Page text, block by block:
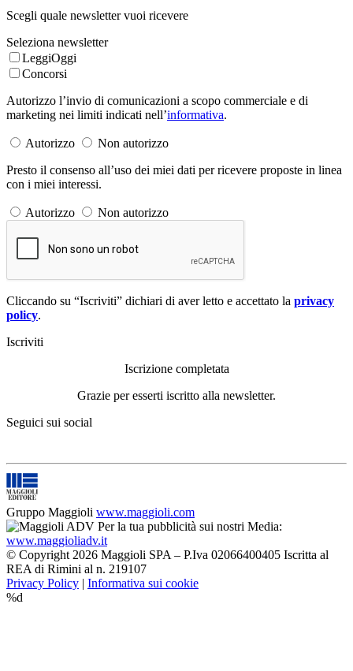
Scegli quale newsletter vuoi ricevere
Seleziona newsletter
LeggiOggi
Concorsi
Autorizzo l’invio di comunicazioni a scopo commerciale e di
marketing nei limiti indicati nell’informativa.
Autorizzo
Non autorizzo
Presto il consenso all’uso dei miei dati per ricevere proposte in linea
con i miei interessi.
Autorizzo Non autorizzo
Cliccando su “Iscriviti” dichiari di aver letto e accettato la privacy
policy.
Iscriviti
Iscrizione completata
Grazie per esserti iscritto alla newsletter.
Seguici sui social
Gruppo Maggioli www.maggioli.com
Per la tua pubblicità sui nostri Media:
www.maggioliadv.it
© Copyright 2026 Maggioli SPA – P.Iva 02066400405 Iscritta al
REA di Rimini al n. 219107
Privacy Policy | Informativa sui cookie
%d